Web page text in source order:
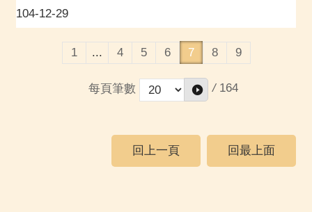
104-12-29
1 ... 4 5 6 7 8 9
每頁筆數 / 164
回上一頁 回最上面